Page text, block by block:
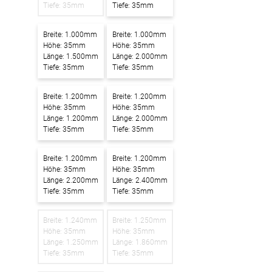
Raumakustik-
Tiefe: 35mm
Tiefe: 35mm
Breite: 1.000mm
Höhe: 35mm
Länge: 1.500mm
Tiefe: 35mm
Breite: 1.000mm
Höhe: 35mm
Länge: 2.000mm
Tiefe: 35mm
Breite: 1.200mm
Höhe: 35mm
Länge: 1.200mm
Tiefe: 35mm
Breite: 1.200mm
Höhe: 35mm
Länge: 2.000mm
Tiefe: 35mm
Breite: 1.200mm
Höhe: 35mm
Länge: 2.200mm
Tiefe: 35mm
Breite: 1.200mm
Höhe: 35mm
Länge: 2.400mm
Tiefe: 35mm
Breite: 1.240mm
Höhe: 35mm
Länge: 1.250mm
Tiefe: 35mm
Breite: 1.250mm
Höhe: 35mm
Länge: 1.860mm
Tiefe: 35mm